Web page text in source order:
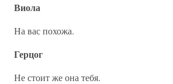
Виола
На вас похожа.
Герцог
Не стоит же она тебя.